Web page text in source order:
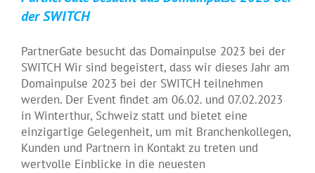
der SWITCH
PartnerGate besucht das Domainpulse 2023 bei der
SWITCH Wir sind begeistert, dass wir dieses Jahr am
Domainpulse 2023 bei der SWITCH teilnehmen
werden. Der Event findet am 06.02. und 07.02.2023
in Winterthur, Schweiz statt und bietet eine
einzigartige Gelegenheit, um mit Branchenkollegen,
Kunden und Partnern in Kontakt zu treten und
wertvolle Einblicke in die neuesten